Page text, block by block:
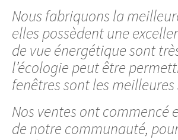
Nous fabriquons la
elles possèdent une
de vue énergétique sont
l’écologie peut être
fenêtres sont les
Nos ventes ont commencé
de notre communauté,